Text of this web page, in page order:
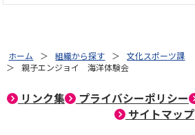
ホーム 組織から探す
文化スポーツ課
親子エンジョイ 海洋体験会
リンク集 プライバシーポリシー
サイトマップ